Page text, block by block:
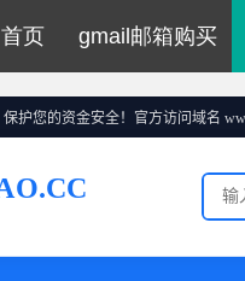
首页 gmail邮箱购买